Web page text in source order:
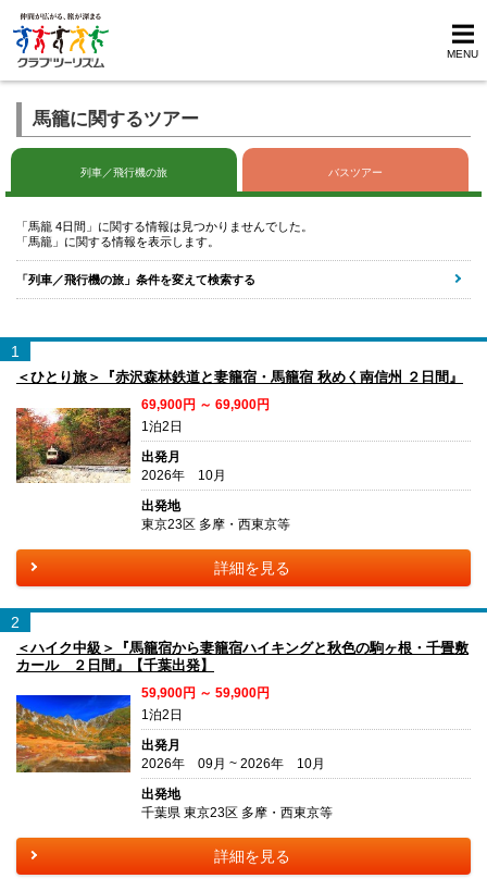
MENU
馬籠に関するツアー
列車／飛行機の旅 バスツアー
「馬籠 4日間」に関する情報は見つかりませんでした。
「馬籠」に関する情報を表示します。
「列車／飛行機の旅」条件を変えて検索する
1
＜ひとり旅＞『赤沢森林鉄道と妻籠宿・馬籠宿 秋めく南信州 ２日間』
69,900円 ～ 69,900円
1泊2日
出発月
2026年 10月
出発地
東京23区 多摩・西東京等
詳細を見る
2
＜ハイク中級＞『馬籠宿から妻籠宿ハイキングと秋色の駒ヶ根・千畳敷
カール ２日間』【千葉出発】
59,900円 ～ 59,900円
1泊2日
出発月
2026年 09月 ~ 2026年 10月
出発地
千葉県 東京23区 多摩・西東京等
詳細を見る